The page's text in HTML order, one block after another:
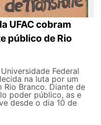
UFAC cobram
público de Rio
Federal
na luta por um
Branco. Diante de
poder público, as e
desde o dia 10 de